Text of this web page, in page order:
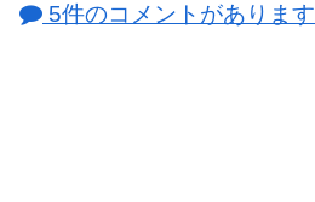
5件のコメントがあります